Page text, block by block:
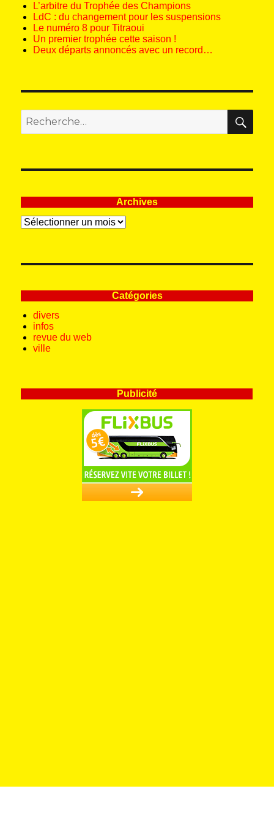
L’arbitre du Trophée des Champions
LdC : du changement pour les suspensions
Le numéro 8 pour Titraoui
Un premier trophée cette saison !
Deux départs annoncés avec un record…
Recherche
pour
:
Archives
Archives
Catégories
divers
infos
revue du web
ville